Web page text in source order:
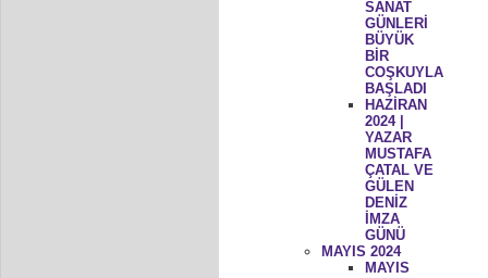
SANAT
GÜNLERİ
BÜYÜK
BİR
COŞKUYLA
BAŞLADI
HAZİRAN
2024 |
YAZAR
MUSTAFA
ÇATAL VE
GÜLEN
DENİZ
İMZA
GÜNÜ
MAYIS 2024
MAYIS